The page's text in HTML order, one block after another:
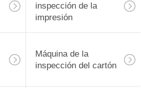
inspección de la
impresión
Máquina de la
inspección del cartón